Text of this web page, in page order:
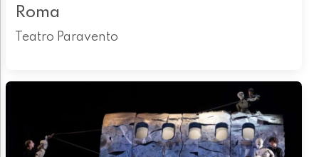
Roma
Teatro Paravento